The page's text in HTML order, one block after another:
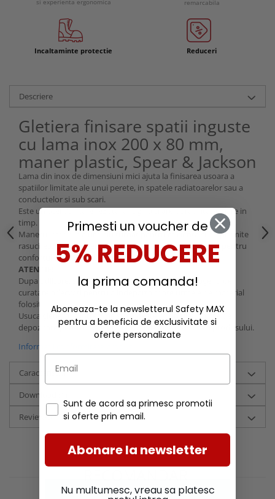
si experienta ergonomica remarcabila
Incaltaminte protectie Reduceri
Descriere
Gletiera finisare spatii inguste
cu lama inox 200 x 80 mm,
maner plastic, Spear & Jackson
Lama din inox de dimensiuni mici ajuta la finisarea usoara a
spatiilor limitate ale unui perete, in spatele radiatoarelor sau a
conductelor si sub scari.
Este un otel dur care rezista la rugina si are durabilitate mare in
timp.
Manerul este din aluminiu turnat pentru eficienta si nu permite
rasucirea. Este acoperit cu un strat moale, antiderapant pentru
confortul utilizatorului si are forma ergonomica.
ATENTIE!
Dupa utilizare, spala gletiera cu apa curata sau cu agenti de
curatare adecvati pentru a indeparta toate urmele de material
folosit.
Usuca gletiera in intregime si foloseste putin ulei inainte de
depozitare pentru a asigura durata de viata optima a produsului.
Informatii conformitate produs
Caracteristici
Download (1)
Review-uri (0)
Primesti un voucher de
5% REDUCERE
la prima comanda!
Aboneaza-te la newsletterul Safety MAX
pentru a beneficia de exclusivitate si
oferte personalizate
Sunt de acord sa primesc promotii
si oferte prin email.
Abonare la newsletter
Nu multumesc, vreau sa platesc